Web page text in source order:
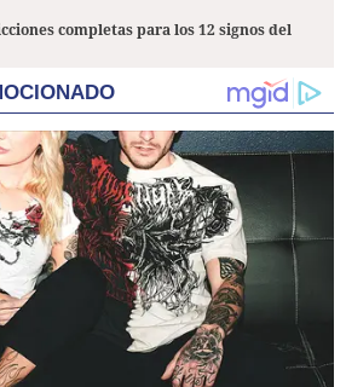
completas para los 12 signos del